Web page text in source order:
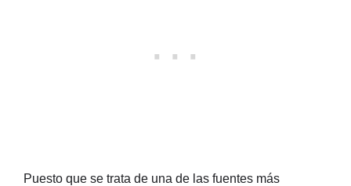
Puesto que se trata de una de las fuentes más